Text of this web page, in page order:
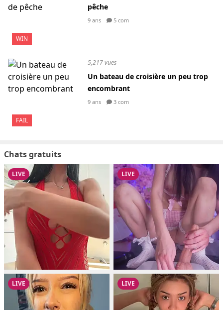
WIN
pêche
9 ans 5 com
FAIL
5,217 vues
Un bateau de croisière un peu trop
encombrant
9 ans 3 com
Chats gratuits